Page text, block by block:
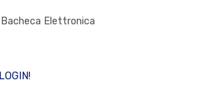
Bacheca Elettronica
LOGIN!